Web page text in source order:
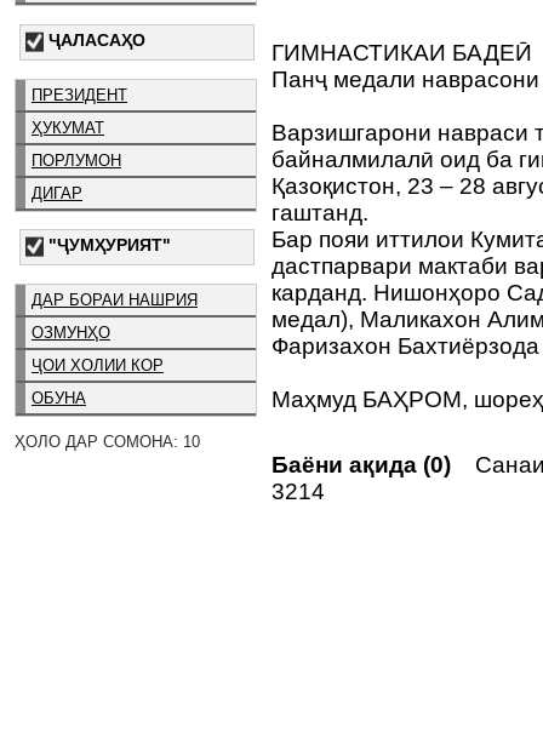
ҶАЛАСАҲО
ПРЕЗИДЕНТ
ҲУКУМАТ
ПОРЛУМОН
ДИГАР
"ҶУМҲУРИЯТ"
ДАР БОРАИ НАШРИЯ
ОЗМУНҲО
ҶОИ ХОЛИИ КОР
ОБУНА
ҲОЛО ДАР СОМОНА: 10
ГИМНАСТИКАИ БАДЕӢ
Панҷ медали
Варзишгарони навраси
байналмилалӣ оид ба
Қазоқистон, 23 – 28
гаштанд.
Бар пояи иттилои
дастпарвари мактаби
карданд. Нишонҳоро
медал), Маликахон
Фаризахон
Маҳмуд БАҲРОМ,
Баёни ақида (0)
3214